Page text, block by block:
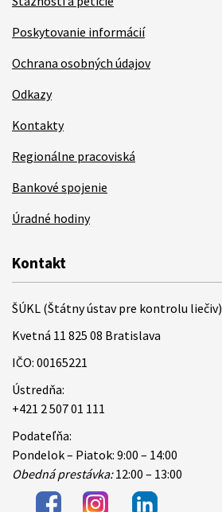
Poskytovanie informácií
Ochrana osobných údajov
Odkazy
Kontakty
Regionálne pracoviská
Bankové spojenie
Úradné hodiny
Kontakt
ŠÚKL (Štátny ústav pre kontrolu liečiv)
Kvetná 11 825 08 Bratislava
IČO: 00165221
Ústredňa:
+421 2 507 01 111
Podateľňa:
Pondelok – Piatok: 9:00 – 14:00
Obedná prestávka:12:00 – 13:00